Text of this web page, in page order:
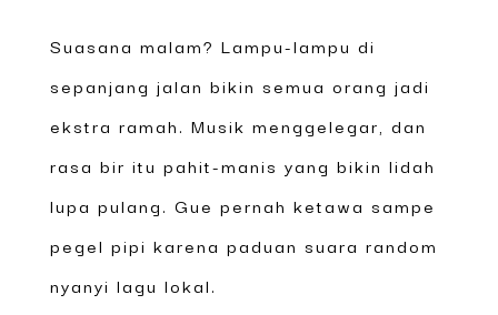
Suasana malam? Lampu-lampu di
sepanjang jalan bikin semua orang jadi
ekstra ramah. Musik menggelegar, dan
rasa bir itu pahit-manis yang bikin lidah
lupa pulang. Gue pernah ketawa sampe
pegel pipi karena paduan suara random
nyanyi lagu lokal.